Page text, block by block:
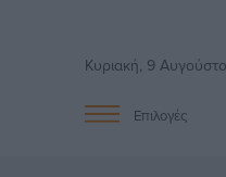
Κυριακή, 9
Επιλογές